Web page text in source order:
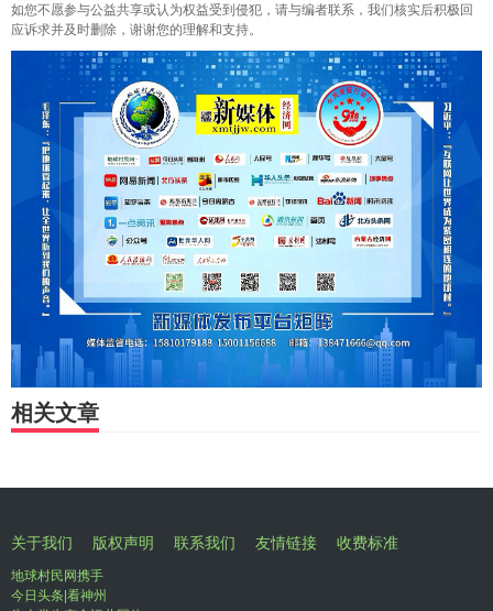
如您不愿参与公益共享或认为权益受到侵犯，请与编者联系，我们核实后积极回
应诉求并及时删除，谢谢您的理解和支持。
相关文章
关于我们 版权声明 联系我们 友情链接 收费标准
地球村民网携手
今日头条|看神州